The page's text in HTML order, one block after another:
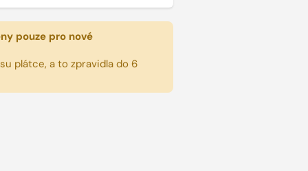
pouze pro nové
plátce, a to zpravidla do 6